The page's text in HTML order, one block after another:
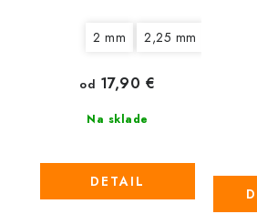
2 mm 2,25 mm
Na sklade
od 17,90 €
DETAIL